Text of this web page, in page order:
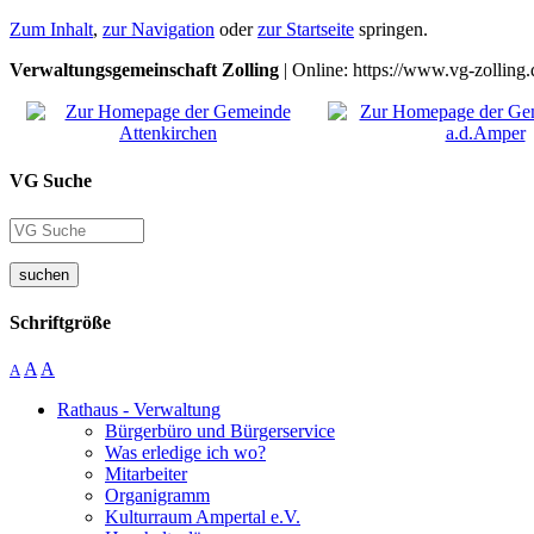
Zum Inhalt, zur Navigation oderzur Startseite springen.
Verwaltungsgemeinschaft Zolling | Online: https://www.vg-
VG Suche
suchen
Schriftgröße
A A A
Rathaus - Verwaltung
Bürgerbüro und Bürgerservice
Was erledige ich wo?
Mitarbeiter
Organigramm
Kulturraum Ampertal e.V.